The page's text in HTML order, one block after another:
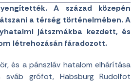
A század közepén
a térség történelmében. A
játszmákba kezdett, és
létrehozásán fáradozott.
és a pánszláv hatalom elhárítása
sváb grófot, Habsburg Rudolfot